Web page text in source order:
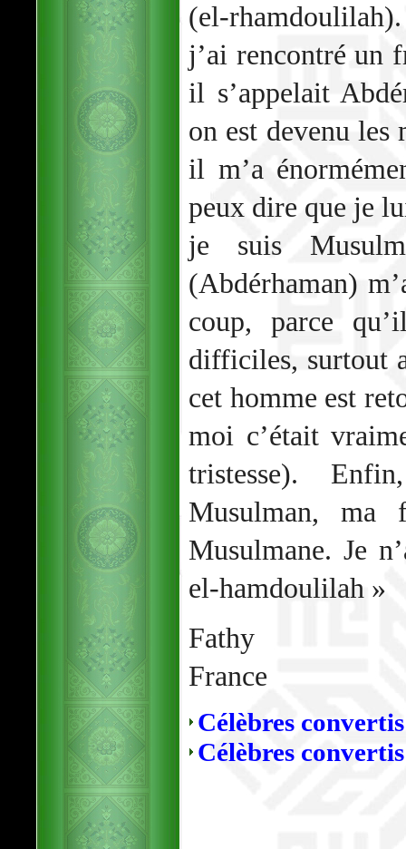
(el-
j’ai rencontré un
il s’appelait
on est devenu les
il m’a
peux dire que je
je suis
(Abdérhaman)
coup, parce
difficiles, surtout
cet homme est
moi c’était
tristesse).
Musulman, ma
Musulmane. Je
el-hamdoulilah »
Fathy
France
Célèbres
Célèbres